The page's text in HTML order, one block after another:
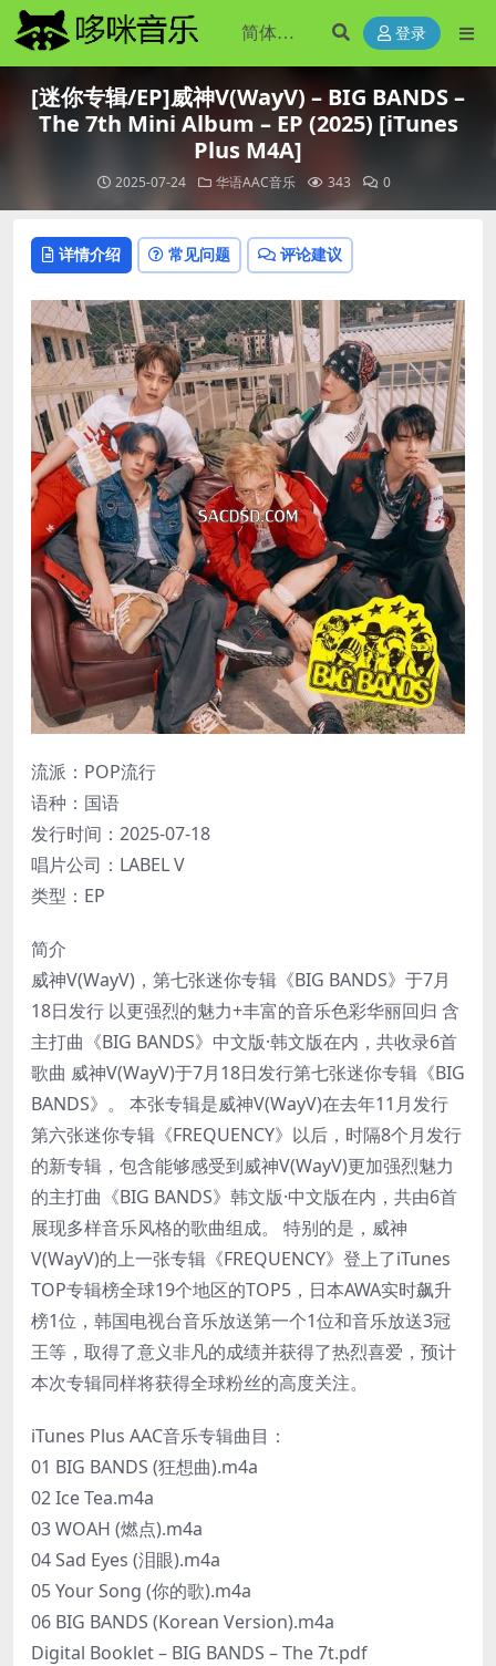
登录
[迷你专辑/EP]威神V(WayV) – BIG BANDS –
The 7th Mini Album – EP (2025) [iTunes
Plus M4A]
2025-07-24 华语AAC音乐 343 0
详情介绍 常见问题 评论建议
流派：POP流行
语种：国语
发行时间：2025-07-18
唱片公司：LABEL V
类型：EP
简介
威神V(WayV)，第七张迷你专辑《BIG BANDS》于7月
18日发行 以更强烈的魅力+丰富的音乐色彩华丽回归 含
主打曲《BIG BANDS》中文版·韩文版在内，共收录6首
歌曲 威神V(WayV)于7月18日发行第七张迷你专辑《BIG
BANDS》。 本张专辑是威神V(WayV)在去年11月发行
第六张迷你专辑《FREQUENCY》以后，时隔8个月发行
的新专辑，包含能够感受到威神V(WayV)更加强烈魅力
的主打曲《BIG BANDS》韩文版·中文版在内，共由6首
展现多样音乐风格的歌曲组成。 特别的是，威神
V(WayV)的上一张专辑《FREQUENCY》登上了iTunes
TOP专辑榜全球19个地区的TOP5，日本AWA实时飙升
榜1位，韩国电视台音乐放送第一个1位和音乐放送3冠
王等，取得了意义非凡的成绩并获得了热烈喜爱，预计
本次专辑同样将获得全球粉丝的高度关注。
iTunes Plus AAC音乐专辑曲目：
01 BIG BANDS (狂想曲).m4a
02 Ice Tea.m4a
03 WOAH (燃点).m4a
04 Sad Eyes (泪眼).m4a
05 Your Song (你的歌).m4a
06 BIG BANDS (Korean Version).m4a
Digital Booklet – BIG BANDS – The 7t.pdf